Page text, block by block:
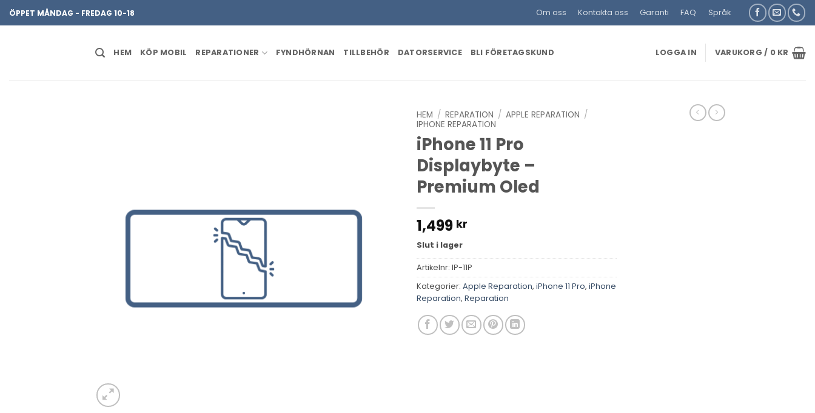
Skip
to
ÖPPET MÅNDAG - FREDAG 10-18 Om oss Kontakta oss Garanti FAQ Språk
HEM KÖP MOBIL REPARATIONER FYNDHÖRNAN TILLBEHÖR DATORSERVICE BLI FÖRETAGSKUND LOGGA IN VARUKORG / 0 KR
HEM / REPARATION / APPLE REPARATION /
IPHONE REPARATION
iPhone 11 Pro
Displaybyte –
Premium Oled
1,499 kr
Slut i lager
Artikelnr: IP-11P
Kategorier: Apple Reparation, iPhone 11 Pro, iPhone
Reparation, Reparation